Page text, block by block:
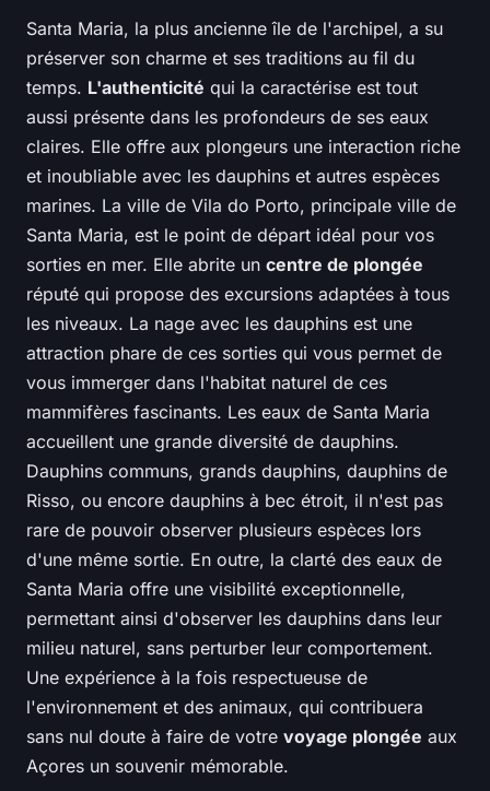
Santa Maria, la plus ancienne île de l'archipel, a su
préserver son charme et ses traditions au fil du
temps. L'authenticité qui la caractérise est tout
aussi présente dans les profondeurs de ses eaux
claires. Elle offre aux plongeurs une interaction riche
et inoubliable avec les dauphins et autres espèces
marines. La ville de Vila do Porto, principale ville de
Santa Maria, est le point de départ idéal pour vos
sorties en mer. Elle abrite un centre de plongée
réputé qui propose des excursions adaptées à tous
les niveaux. La nage avec les dauphins est une
attraction phare de ces sorties qui vous permet de
vous immerger dans l'habitat naturel de ces
mammifères fascinants. Les eaux de Santa Maria
accueillent une grande diversité de dauphins.
Dauphins communs, grands dauphins, dauphins de
Risso, ou encore dauphins à bec étroit, il n'est pas
rare de pouvoir observer plusieurs espèces lors
d'une même sortie. En outre, la clarté des eaux de
Santa Maria offre une visibilité exceptionnelle,
permettant ainsi d'observer les dauphins dans leur
milieu naturel, sans perturber leur comportement.
Une expérience à la fois respectueuse de
l'environnement et des animaux, qui contribuera
sans nul doute à faire de votre voyage plongée aux
Açores un souvenir mémorable.